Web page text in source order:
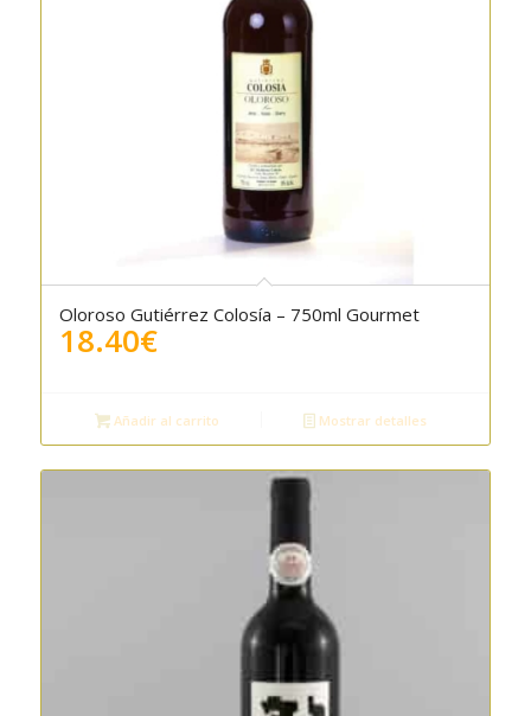
5.00
Oloroso Gutiérrez Colosía – 750ml Gourmet
18.40€
Añadir al carrito Mostrar detalles